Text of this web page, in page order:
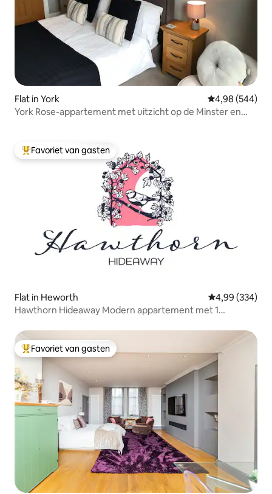
Flat in York Gemiddelde
4,98 (544)
York Rose-appartement met uitzicht op de Minster en
Topfavoriet van gasten
Favoriet van gasten
Flat in Heworth Gemiddelde
4,99 (334)
Hawthorn Hideaway Modern appartement met 1
Topfavoriet van gasten
Favoriet van gasten